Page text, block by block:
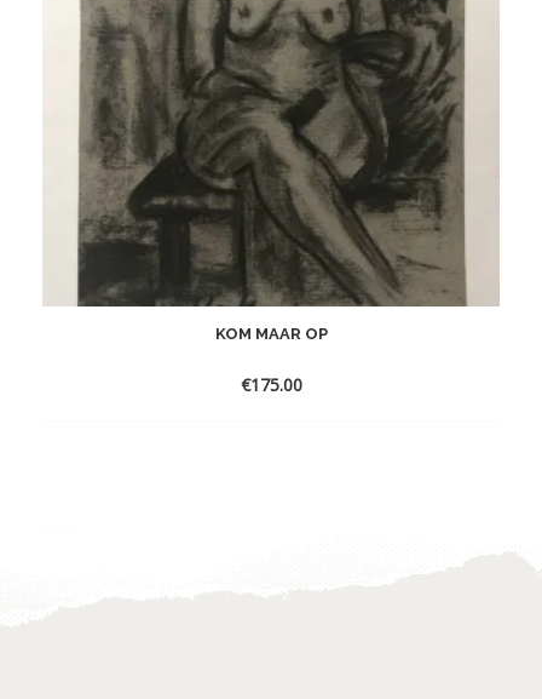
KOM MAAR OP
€175.00